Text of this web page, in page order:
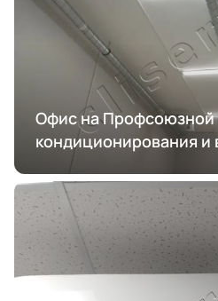
Офис на Профсоюзной
кондиционирования и